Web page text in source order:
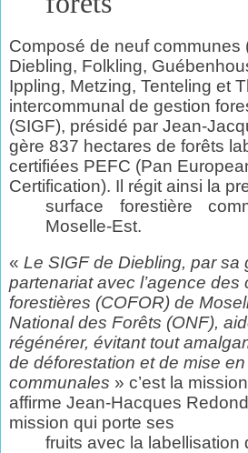
Composé de neuf communes
Diebling, Folkling,
Ippling, Metzing, Tenteling et
intercommunal de gestion
(SIGF), présidé par Jean-
gère 837 hectares de forêts
certifiées PEFC (Pan
Certification). Il régit ainsi la
surface forestière
Moselle-Est.
«Le SIGF de Diebling, par sa
partenariat avec l’agence des
forestières (COFOR) de
National des Forêts (ONF),
régénérer, évitant tout
de déforestation et de mise
communales » c’est la
affirme Jean-Hacques
mission qui porte ses
fruits avec la labellisation